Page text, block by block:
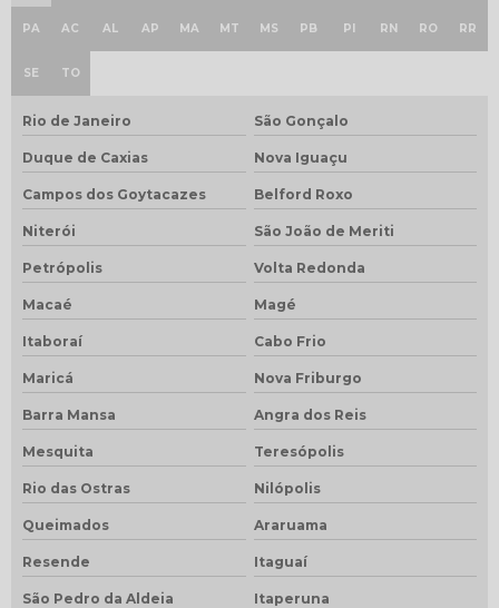
PA AC AL AP MA MT MS PB PI RN RO RR
SE TO
Rio de Janeiro São Gonçalo
Duque de Caxias Nova Iguaçu
Campos dos Goytacazes Belford Roxo
Niterói São João de Meriti
Petrópolis Volta Redonda
Macaé Magé
Itaboraí Cabo Frio
Maricá Nova Friburgo
Barra Mansa Angra dos Reis
Mesquita Teresópolis
Rio das Ostras Nilópolis
Queimados Araruama
Resende Itaguaí
São Pedro da Aldeia Itaperuna